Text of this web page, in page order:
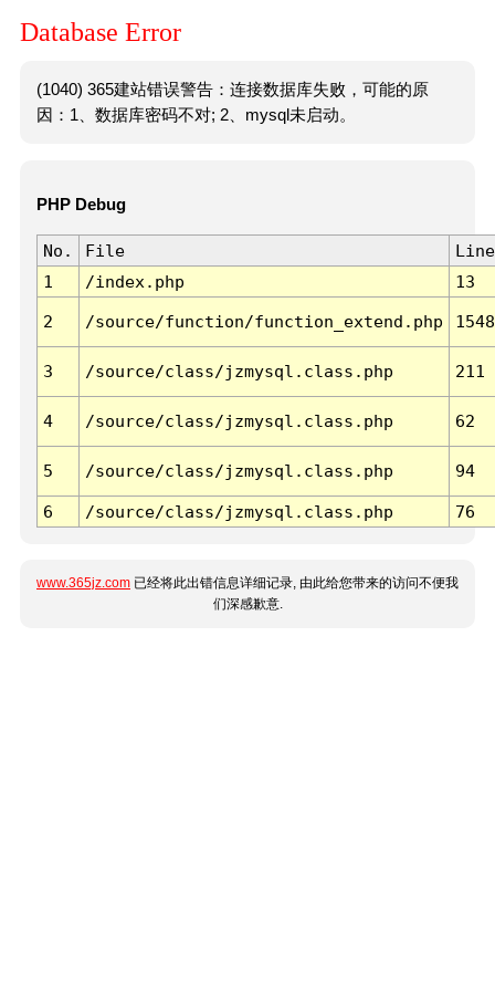
Database Error
(1040) 365建站错误警告：连接数据库失败，可能的原
因：1、数据库密码不对; 2、mysql未启动。
PHP Debug
No. File
Line
1
/index.php 13
2 /source/function/function_extend.php 1548
3 /source/class/jzmysql.class.php 211
4 /source/class/jzmysql.class.php 62
5 /source/class/jzmysql.class.php 94
6 /source/class/jzmysql.class.php 76
www.365jz.com 已经将此出错信息详细记录, 由此给您带来的访问不便我
们深感歉意.